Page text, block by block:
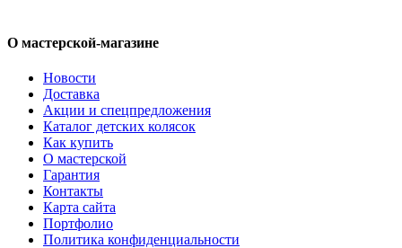
О мастерской-магазине
Новости
Доставка
Акции и спецпредложения
Каталог детских колясок
Как купить
О мастерской
Гарантия
Контакты
Карта сайта
Портфолио
Политика конфиденциальности